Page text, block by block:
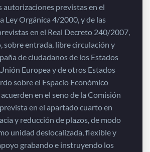
autorizaciones previstas en el
Ley Orgánica 4/2000, y de las
en el Real Decreto 240/2007,
sobre entrada, libre circulación y
de ciudadanos de los Estados
Europea y de otros Estados
sobre el Espacio Económico
en el seno de la Comisión
en el apartado cuarto en
y reducción de plazos, de modo
unidad deslocalizada, flexible y
grabando e instruyendo los